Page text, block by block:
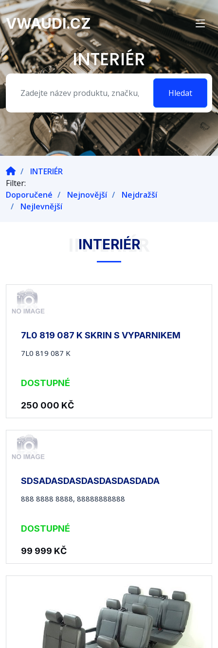
VWAUDI.CZ
INTERIÉR
Hledat
INTERIÉR
Filter:
Doporučené
Nejnovější
Nejdražší
Nejlevnější
INTERIÉR
INTERIÉR
7L0 819 087 K SKRIN S VYPARNIKEM
7L0 819 087 K
DOSTUPNÉ
250 000 KČ
SDSADASDASDASDASDASDADA
888 8888 8888, 88888888888
DOSTUPNÉ
99 999 KČ